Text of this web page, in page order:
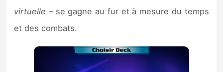
virtuelle – se gagne au fur et à mesure du temps
et des combats.